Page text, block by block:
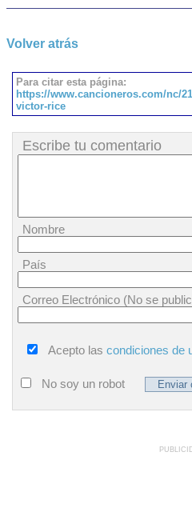
Volver atrás
Para citar esta página:
https://www.cancioneros.com/nc/
victor-rice
Escribe tu comentario
Nombre
País
Correo Electrónico (No se
Acepto las condiciones de
No soy un robot